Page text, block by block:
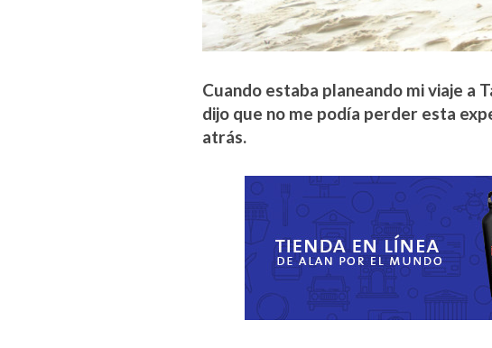
Cuando estaba planeando mi viaje a
dijo que no me podía perder esta
atrás.